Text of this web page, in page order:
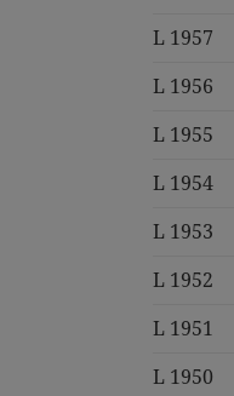
L 1957
L 1956
L 1955
L 1954
L 1953
L 1952
L 1951
L 1950